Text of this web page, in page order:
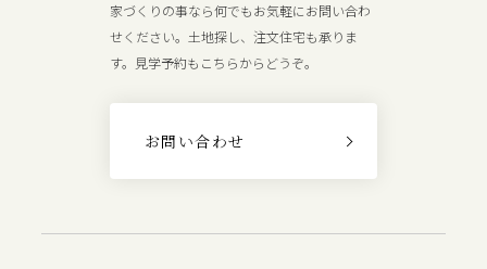
家づくりの事なら何でもお気軽にお問い合わ
せください。土地探し、注文住宅も承りま
す。見学予約もこちらからどうぞ。
お問い合わせ